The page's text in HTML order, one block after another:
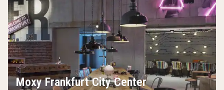
Moxy Frankfurt City Center